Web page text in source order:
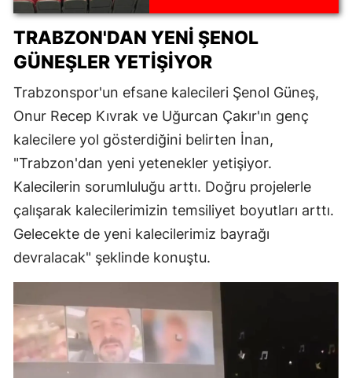
sorularla bilgi aldı
TRABZON'DAN YENI ŞENOL
GÜNEŞLER YETIŞIYOR
Trabzonspor'un efsane kalecileri Şenol Güneş,
Onur Recep Kıvrak ve Uğurcan Çakır'ın genç
kalecilere yol gösterdiğini belirten İnan,
"Trabzon'dan yeni yetenekler yetişiyor.
Kalecilerin sorumluluğu arttı. Doğru projelerle
çalışarak kalecilerimizin temsiliyet boyutları arttı.
Gelecekte de yeni kalecilerimiz bayrağı
devralacak" şeklinde konuştu.